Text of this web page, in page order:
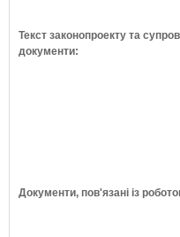
Текст законопроекту та
документи:
Документи, пов'язані із